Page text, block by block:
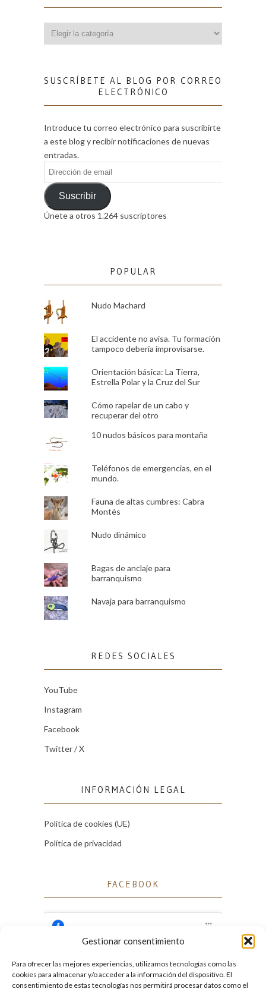
Gestionar consentimiento
Para ofrecer las mejores experiencias, utilizamos tecnologías como las
cookies para almacenar y/o acceder a la información del dispositivo. El
consentimiento de estas tecnologías nos permitirá procesar datos como el
SUSCRÍBETE AL BLOG POR CORREO
ELECTRÓNICO
Introduce tu correo electrónico para suscribirte
a este blog y recibir notificaciones de nuevas
entradas.
Dirección
de
emailSuscribir
Únete a otros 1.264 suscriptores
POPULAR
Nudo Machard
El accidente no avisa. Tu formación
tampoco debería improvisarse.
Orientación básica: La Tierra,
Estrella Polar y la Cruz del Sur
Cómo rapelar de un cabo y
recuperar del otro
10 nudos básicos para montaña
Teléfonos de emergencias, en el
mundo.
Fauna de altas cumbres: Cabra
Montés
Nudo dinámico
Bagas de anclaje para
barranquismo
Navaja para barranquismo
REDES SOCIALES
YouTube
Instagram
Facebook
Twitter / X
INFORMACIÓN LEGAL
Política de cookies (UE)
Política de privacidad
FACEBOOK
Facebook
Haz clic para aceptar cookies de marketing
y permitir este contenido